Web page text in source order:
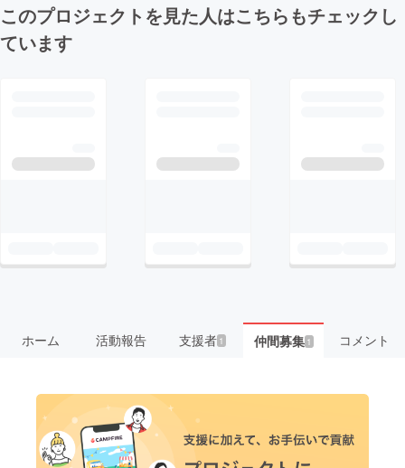
このプロジェクトを見た人はこちらもチェックし
ています
ホーム 活動報告 支援者 1 仲間募集 1 コメント